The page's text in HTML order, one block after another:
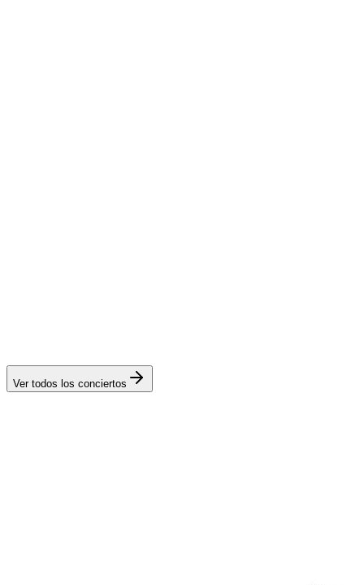
Ver todos los conciertos